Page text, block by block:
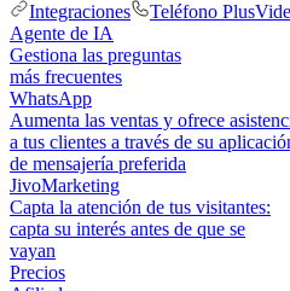
Integraciones
Teléfono Plus
Agente de IA
Gestiona las preguntas
más frecuentes
WhatsApp
Aumenta las ventas y ofrece
a tus clientes a través de su
de mensajería preferida
JivoMarketing
Capta la atención de tus visitantes:
capta su interés antes de que se
vayan
Precios